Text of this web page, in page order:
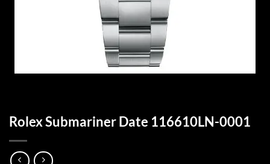
Rolex Submariner Date 116610LN-0001